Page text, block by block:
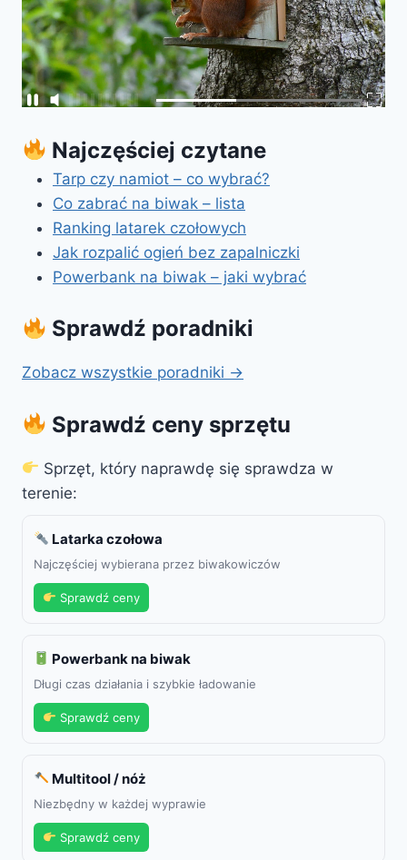
Najczęściej czytane
Tarp czy namiot – co wybrać?
Co zabrać na biwak – lista
Ranking latarek czołowych
Jak rozpalić ogień bez zapalniczki
Powerbank na biwak – jaki wybrać
Sprawdź poradniki
Zobacz wszystkie poradniki →
Sprawdź ceny sprzętu
Sprzęt, który naprawdę się sprawdza w
terenie:
Latarka czołowa
Najczęściej wybierana przez biwakowiczów
Sprawdź ceny
Powerbank na biwak
Długi czas działania i szybkie ładowanie
Sprawdź ceny
Multitool / nóż
Niezbędny w każdej wyprawie
Sprawdź ceny